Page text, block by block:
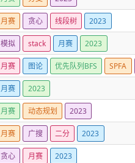
月赛 贪心 线段树 2023
模拟 stack 月赛 2023
月赛 图论 优先队列BFS SPFA
月赛 2023
月赛 动态规划 2023
月赛 广搜 二分 2023
贪心 月赛 2023